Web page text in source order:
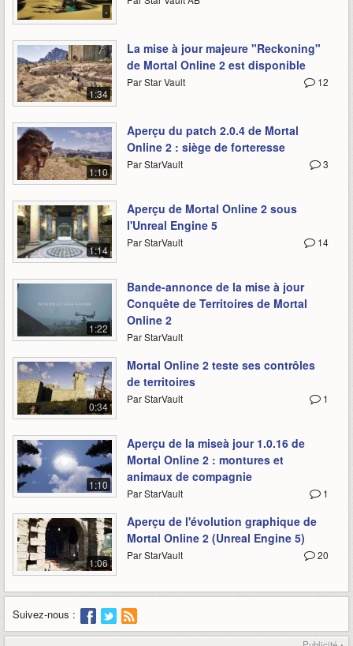
-
1:34
La mise à jour majeure "Reckoning"
de Mortal Online 2 est disponible
12
Par Star Vault
1:10
Aperçu du patch 2.0.4 de Mortal
Online 2 : siège de forteresse
3
Par StarVault
1:14
Aperçu de Mortal Online 2 sous
l'Unreal Engine 5
14
Par StarVault
1:22
Bande-annonce de la mise à jour
Conquête de Territoires de Mortal
Online 2
Par StarVault
0:34
Mortal Online 2 teste ses contrôles
de territoires
1
Par StarVault
1:10
Aperçu de la miseà jour 1.0.16 de
Mortal Online 2 : montures et
animaux de compagnie
1
Par StarVault
1:06
Aperçu de l'évolution graphique de
Mortal Online 2 (Unreal Engine 5)
20
Par StarVault
Suivez-nous :